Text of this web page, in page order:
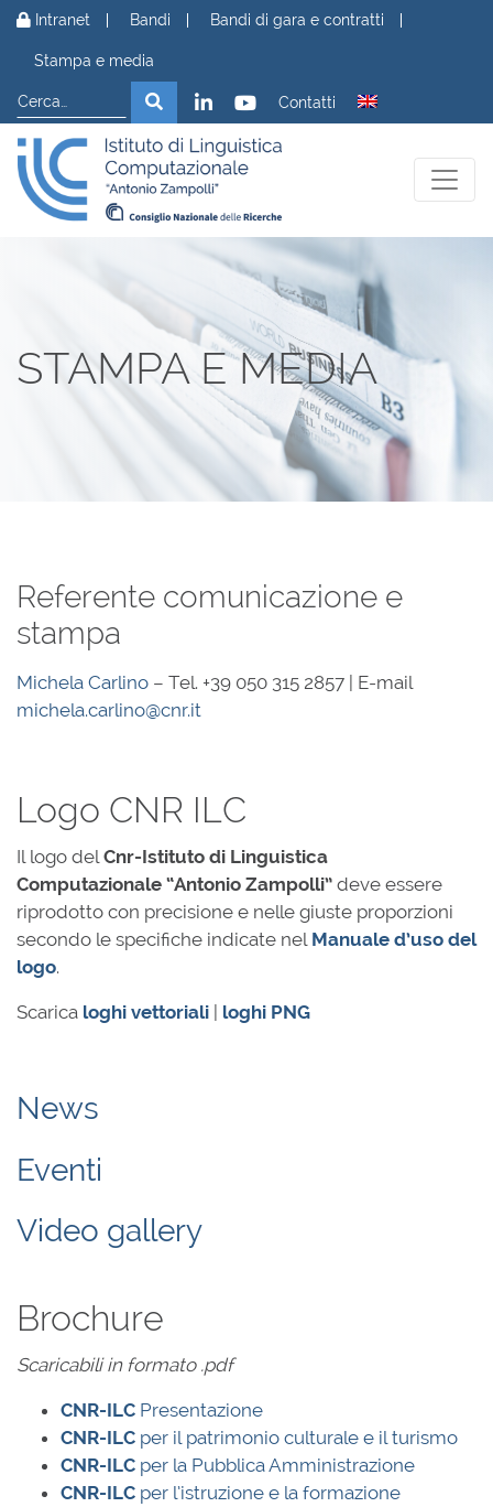
Vai al contenuto
Intranet Bandi Bandi di gara e contratti
Stampa e media
Cerca
Cerca Contatti
STAMPA E MEDIA
Referente comunicazione e
stampa
Michela Carlino – Tel. +39 050 315 2857 | E-mail
michela.carlino@cnr.it
Logo CNR ILC
Il logo del Cnr-Istituto di Linguistica
Computazionale “Antonio Zampolli” deve essere
riprodotto con precisione e nelle giuste proporzioni
secondo le specifiche indicate nel Manuale d’uso del
logo.
Scarica loghi vettoriali | loghi PNG
News
Eventi
Video gallery
Brochure
Scaricabili in formato .pdf
CNR-ILC Presentazione
CNR-ILC per il patrimonio culturale e il turismo
CNR-ILC per la Pubblica Amministrazione
CNR-ILC per l’istruzione e la formazione